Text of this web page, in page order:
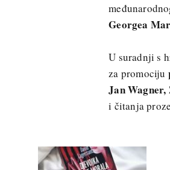
Georgea
U suradnji s
za promociju
Jan
i čitanja